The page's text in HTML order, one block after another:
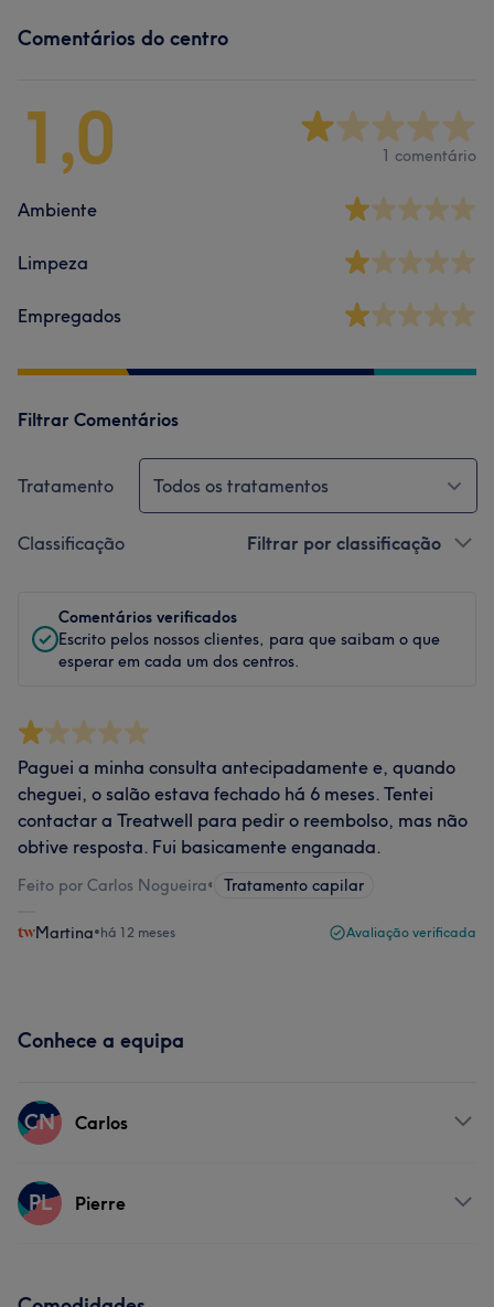
Comentários do centro
1,0 1 comentário
Ambiente
Limpeza
Empregados
Filtrar Comentários
Tratamento Todos os tratamentos
Classificação Filtrar por classificação
Comentários verificados
Escrito pelos nossos clientes, para que saibam o que
esperar em cada um dos centros.
Paguei a minha consulta antecipadamente e, quando
cheguei, o salão estava fechado há 6 meses. Tentei
contactar a Treatwell para pedir o reembolso, mas não
obtive resposta. Fui basicamente enganada.
Feito por Carlos Nogueira• Tratamento capilar
Martina•há 12 meses Avaliação verificada
Conhece a equipa
CN Carlos
Serviços
PL Pierre